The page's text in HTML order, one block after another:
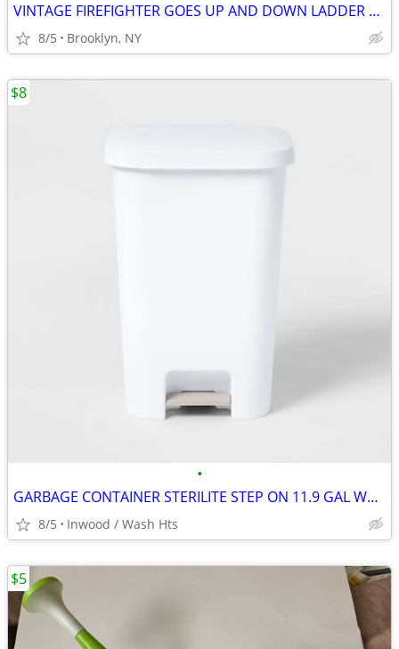
VINTAGE FIREFIGHTER GOES UP AND DOWN LADDER MAN TOY BATTERY OPERATED
8/5 Brooklyn, NY
•
GARBAGE CONTAINER STERILITE STEP ON 11.9 GAL WHITE POLYPROPYLENE
8/5 Inwood / Wash Hts
$8
$5